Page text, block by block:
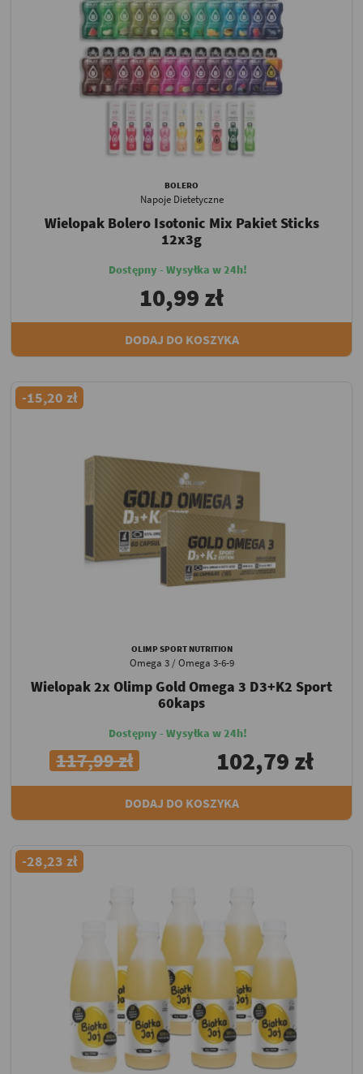
BOLERO
Napoje Dietetyczne
Wielopak Bolero Isotonic Mix Pakiet Sticks
12x3g
Dostępny - Wysyłka w 24h!
10,99 zł
DODAJ DO KOSZYKA
-15,20 zł
OLIMP SPORT NUTRITION
Omega 3 / Omega 3-6-9
Wielopak 2x Olimp Gold Omega 3 D3+K2 Sport
60kaps
Dostępny - Wysyłka w 24h!
117,99 zł 102,79 zł
DODAJ DO KOSZYKA
-28,23 zł